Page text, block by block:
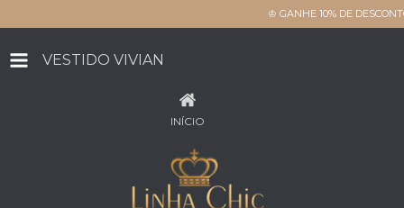
♔ GANHE 10% DE
VESTIDO VIVIAN
INÍCIO